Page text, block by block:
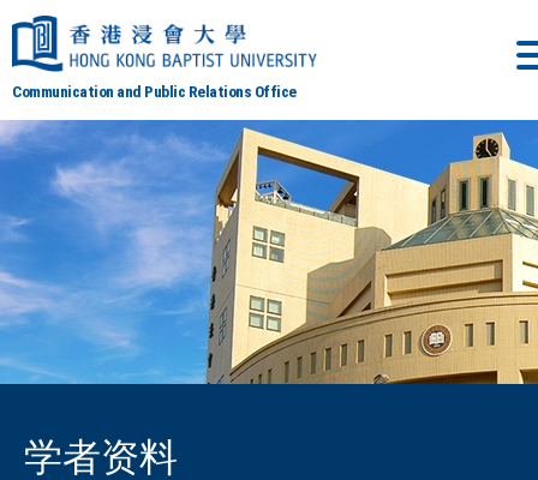
Communication and Public Relations Office
学者资料